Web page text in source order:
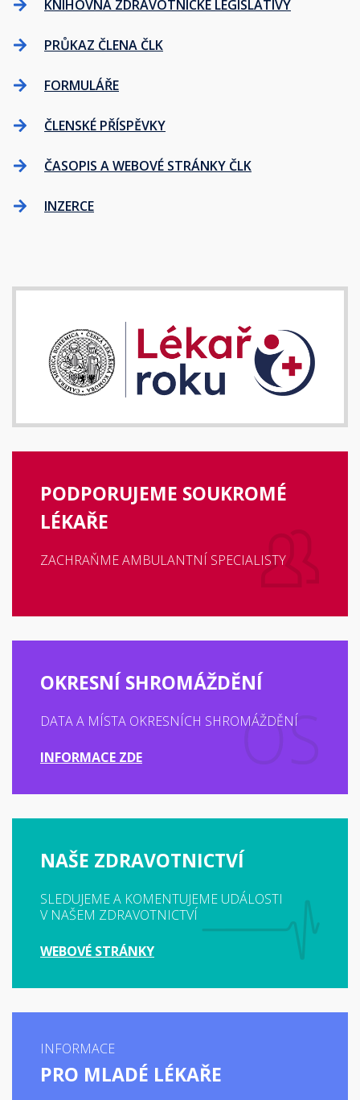
KNIHOVNA ZDRAVOTNICKÉ LEGISLATIVY
PRŮKAZ ČLENA ČLK
FORMULÁŘE
ČLENSKÉ PŘÍSPĚVKY
ČASOPIS A WEBOVÉ STRÁNKY ČLK
INZERCE
PODPORUJEME SOUKROMÉ
LÉKAŘE
ZACHRAŇME AMBULANTNÍ SPECIALISTY
OKRESNÍ SHROMÁŽDĚNÍ
DATA A MÍSTA OKRESNÍCH SHROMÁŽDĚNÍ
INFORMACE ZDE
NAŠE ZDRAVOTNICTVÍ
SLEDUJEME A KOMENTUJEME UDÁLOSTI
V NAŠEM ZDRAVOTNICTVÍ
WEBOVÉ STRÁNKY
INFORMACE
PRO MLADÉ LÉKAŘE